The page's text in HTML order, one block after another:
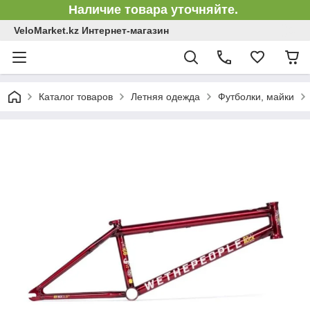
Наличие товара уточняйте.
VeloMarket.kz Интернет-магазин
Каталог товаров Летняя одежда Футболки, майки